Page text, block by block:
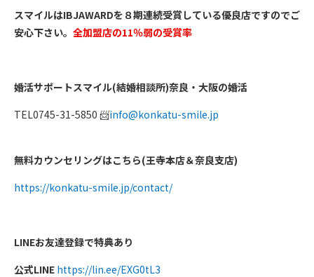
スマイルはIBJAWARDを８期連続受賞している優良店ですのでご
安心下さい。 全加盟店の11％弱の受賞率
婚活サポートスマイル(結婚相談所)奈良・大阪の婚活
TEL0745-31-5850 📨info@konkatu-smile.jp
無料カウンセリングはこちら(王寺本店＆奈良支店)
https://konkatu-smile.jp/contact/
LINEお友達登録で特典あり
公式LINE https://lin.ee/EXG0tL3